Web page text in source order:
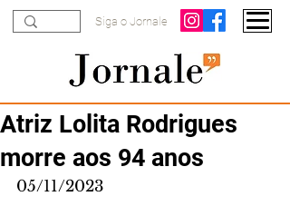
Siga o Jornale
Atriz Lolita Rodrigues
morre aos 94 anos
05/11/2023